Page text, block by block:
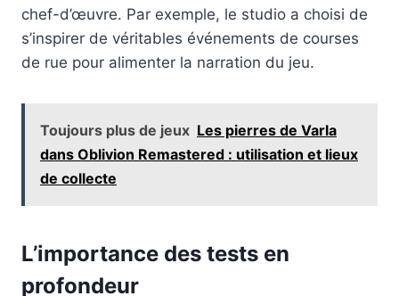
chef-d’œuvre. Par exemple, le studio a choisi de
s’inspirer de véritables événements de courses
de rue pour alimenter la narration du jeu.
Toujours plus de jeux Les pierres de Varla
dans Oblivion Remastered : utilisation et lieux
de collecte
L’importance des tests en
profondeur